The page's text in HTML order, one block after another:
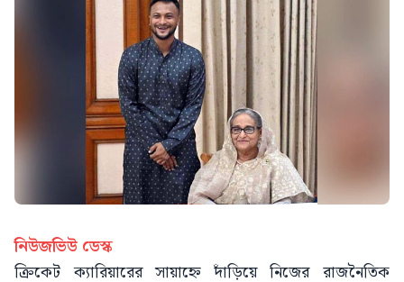
নিউজভিউ ডেস্ক
ক্রিকেট ক্যারিয়ারের সায়াহ্নে দাঁড়িয়ে নিজের রাজনৈতিক